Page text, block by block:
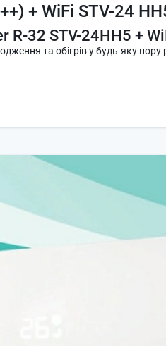
+ WiFi STV-24
R-32 STV-24HH5 +
та обігрів у будь-яку пору